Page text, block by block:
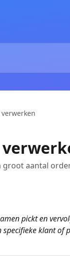
groot aantal
pickt en
klant of